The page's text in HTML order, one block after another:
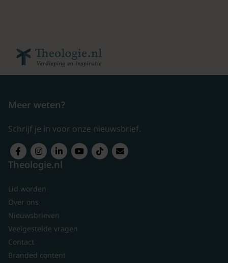
Meer weten?
Schrijf je in voor onze nieuwsbrief.
Theologie.nl
Lid worden
Over ons
Nieuwsbrieven
Veelgestelde vragen
Contact
Branded content